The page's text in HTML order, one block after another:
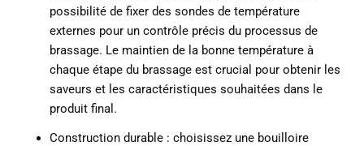
possibilité de fixer des sondes de température
externes pour un contrôle précis du processus de
brassage. Le maintien de la bonne température à
chaque étape du brassage est crucial pour obtenir les
saveurs et les caractéristiques souhaitées dans le
produit final.
Construction durable : choisissez une bouilloire